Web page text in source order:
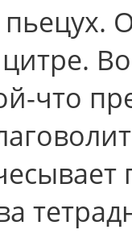
пьецух.
что